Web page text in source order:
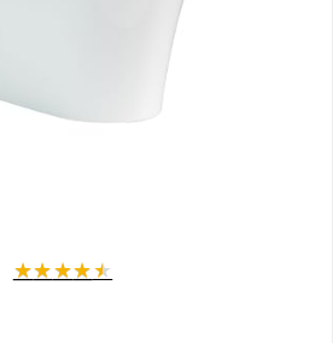
pour éliminer les mauvaises odeurs
et Complète
au mode d'emploi détaillé et
★★★★★